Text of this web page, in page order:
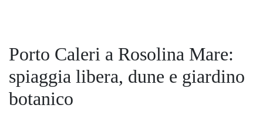
Porto Caleri a Rosolina Mare:
spiaggia libera, dune e giardino
botanico